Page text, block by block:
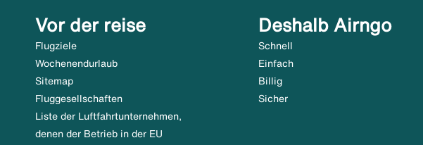
Vor der reise
Flugziele
Wochenendurlaub
Sitemap
Fluggesellschaften
Liste der Luftfahrtunternehmen,
denen der Betrieb in der EU
Deshalb Airngo
Schnell
Einfach
Billig
Sicher